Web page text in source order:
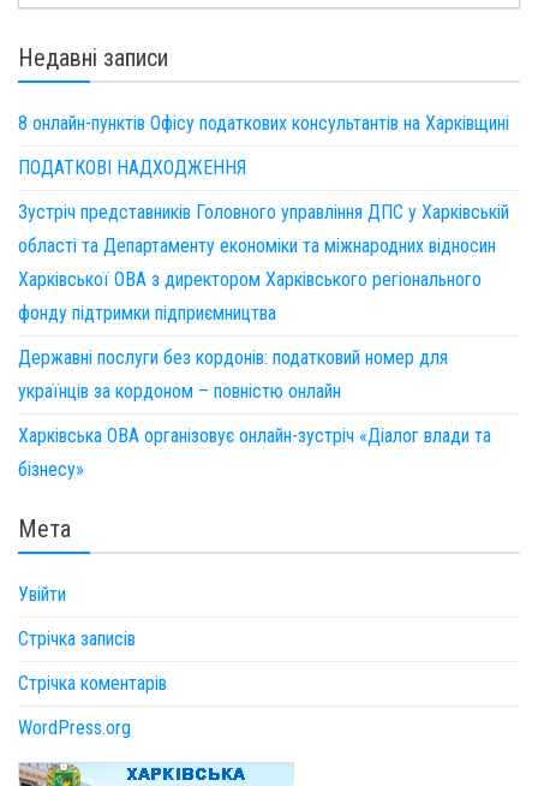
Недавні записи
8 онлайн-пунктів Офісу податкових консультантів на Харківщині
ПОДАТКОВІ НАДХОДЖЕННЯ
Зустріч представників Головного управління ДПС у Харківській
області та Департаменту економіки та міжнародних відносин
Харківської ОВА з директором Харківського регіонального
фонду підтримки підприємництва
Державні послуги без кордонів: податковий номер для
українців за кордоном – повністю онлайн
Харківська ОВА організовує онлайн-зустріч «Діалог влади та
бізнесу»
Мета
Увійти
Стрічка записів
Стрічка коментарів
WordPress.org